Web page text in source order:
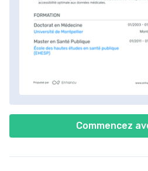
Commencez